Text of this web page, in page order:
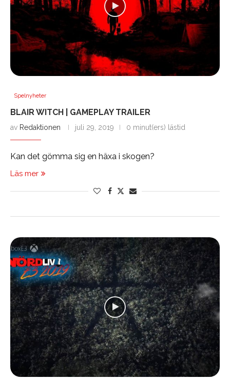
Spelnyheter
BLAIR WITCH | GAMEPLAY TRAILER
av Redaktionen juli 29, 2019 0 minut(ers) lästid
Kan det gömma sig en häxa i skogen?
Läs mer